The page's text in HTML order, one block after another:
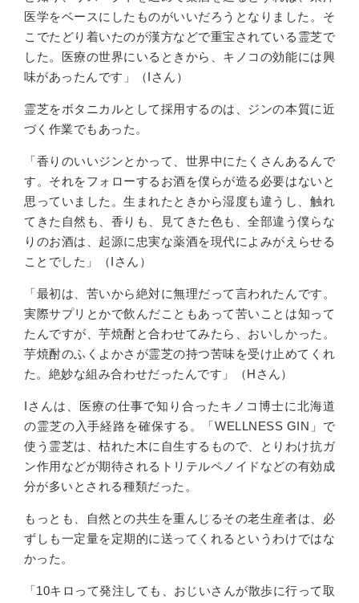
医学をベースにしたものがいいだろうとな りました 。そ
こでたどり着いたのが漢方などで重宝されている霊芝で
した。医療の世界にいるときから、キノコの効能には興
味があったんです」（Iさん）
霊芝をボタニカルとして採用するのは、ジンの本質に近
づく作業でもあった。
「 香りのいいジンとかって、世界中にたくさんあるんで
す。それをフォローするお酒を僕らが造る必要はないと
思っていました。生まれたときから湿度も違うし、触れ
てきた自然も、香りも、見てきた色も、全部違う僕らな
りのお酒は、起源に忠実な薬酒を現代によみがえらせる
ことでした 」（Iさん）
「最初は、苦いから絶対に無理だって言われたんです。
実際サプリとかで飲んだこともあって苦いことは知って
たんですが、芋焼酎と合わせてみたら、おいしかった。
芋焼酎のふくよかさが霊芝の持つ苦味を受け止めてくれ
た。絶妙な組み合わせだったんです」（Hさん）
Iさんは、 医療の仕事で知り合ったキノコ博士に北海道
の霊芝の入手経路を確保する。「WELLNESS GIN」で
使う霊芝は、枯れた木に自生するもので、とりわけ抗ガ
ン作用などが期待されるトリテルペノイドなどの有効成
分が多いとされる種類だった。
もっとも、自然との共生を重んじるその老生産者は、必
ずしも一定量を定期的に送ってくれるというわけではな
かった。
「10キロって発注しても、おじいさんが散歩に行って取